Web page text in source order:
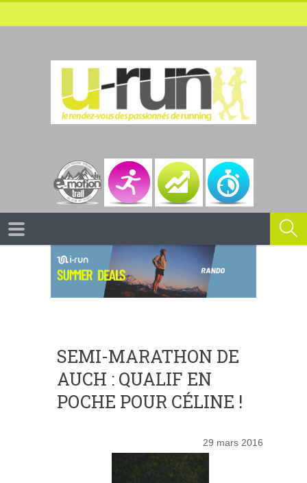
SEMI-MARATHON DE
AUCH : QUALIF EN
POCHE POUR CÉLINE !
29 mars 2016